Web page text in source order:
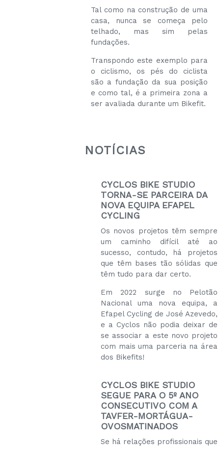
Tal como na construção de uma
casa, nunca se começa pelo
telhado, mas sim pelas
fundações.
Transpondo este exemplo para
o ciclismo, os pés do ciclista
são a fundação da sua posição
e como tal, é a primeira zona a
ser avaliada durante um Bikefit.
NOTÍCIAS
CYCLOS BIKE STUDIO
TORNA-SE PARCEIRA DA
NOVA EQUIPA EFAPEL
CYCLING
Os novos projetos têm sempre
um caminho difícil até ao
sucesso, contudo, há projetos
que têm bases tão sólidas que
têm tudo para dar certo.
Em 2022 surge no Pelotão
Nacional uma nova equipa, a
Efapel Cycling de José Azevedo,
e a Cyclos não podia deixar de
se associar a este novo projeto
com mais uma parceria na área
dos Bikefits!
CYCLOS BIKE STUDIO
SEGUE PARA O 5º ANO
CONSECUTIVO COM A
TAVFER-MORTÁGUA-
OVOSMATINADOS
Se há relações profissionais que